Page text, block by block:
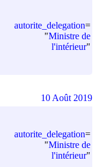
autorite_delegation=
"Ministre de
l'intérieur"
autorite_delegation=
"Ministre de
l'intérieur"
10 Août 2019